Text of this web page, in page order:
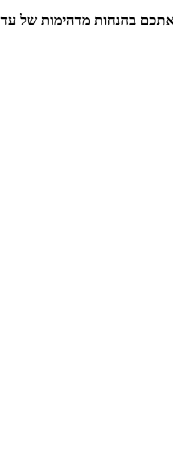
מדהימות של עד 50% הנחה